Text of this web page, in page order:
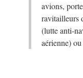
avions,
ravitailleurs
(lutte anti-
aérienne)